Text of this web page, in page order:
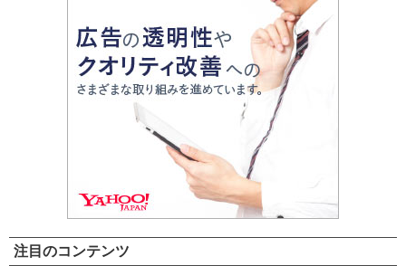
注目のコンテンツ